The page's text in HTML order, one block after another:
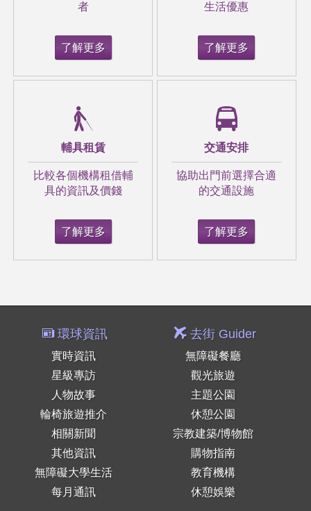
者
了解更多
生活優惠
了解更多
輔具租賃
比較各個機構租借輔
具的資訊及價錢
了解更多
交通安排
協助出門前選擇合適
的交通設施
了解更多
環球資訊
實時資訊
星級專訪
人物故事
輪椅旅遊推介
相關新聞
其他資訊
無障礙大學生活
每月通訊
去街 Guider
無障礙餐廳
觀光旅遊
主題公園
休憩公園
宗教建築/博物館
購物指南
教育機構
休憩娛樂